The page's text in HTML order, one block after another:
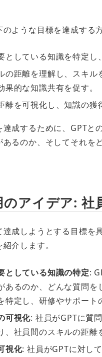
ような目標を達成する
としている知識を特定し
の距離を理解し、スキ
果的な知識共有を促す。
離を可視化し、知識の獲
達成するために、GPTと
るのか、そしてそれを
アイデア: 社
達成しようとする目標を
介します。
としている知識の特定:
あるのか、どんな質問
特定し、研修やサポート
可視化: 社員がGPTに質
、社員間のスキルの距離
視化: 社員がGPTに対し